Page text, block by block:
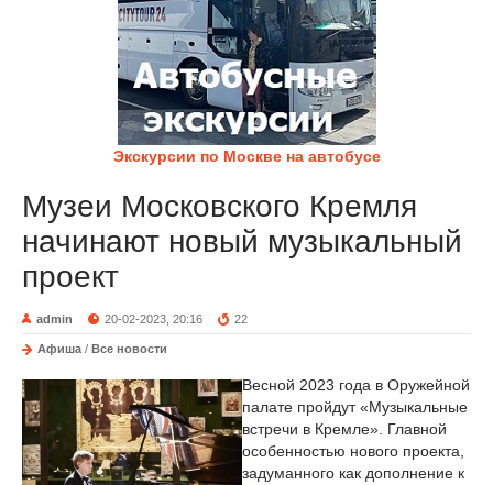
Экскурсии по Москве на автобусе
Музеи Московского Кремля
начинают новый музыкальный
проект
admin 20-02-2023, 20:16 22
Афиша / Все новости
Весной 2023 года в Оружейной
палате пройдут «Музыкальные
встречи в Кремле». Главной
особенностью нового проекта,
задуманного как дополнение к